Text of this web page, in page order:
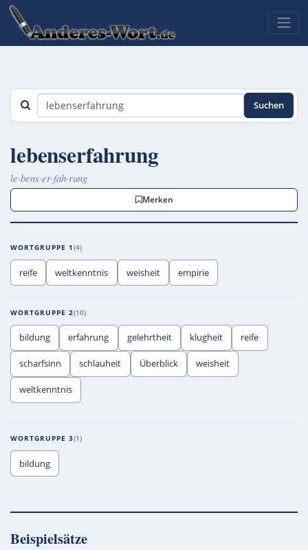
Suchen
lebenserfahrung
le·bens·er·fah·rung
Merken
WORTGRUPPE 1 4
reife weltkenntnis weisheit empirie
WORTGRUPPE 2 10
bildung erfahrung gelehrtheit klugheit reife
scharfsinn schlauheit Überblick weisheit
weltkenntnis
WORTGRUPPE 3 1
bildung
Beispielsätze